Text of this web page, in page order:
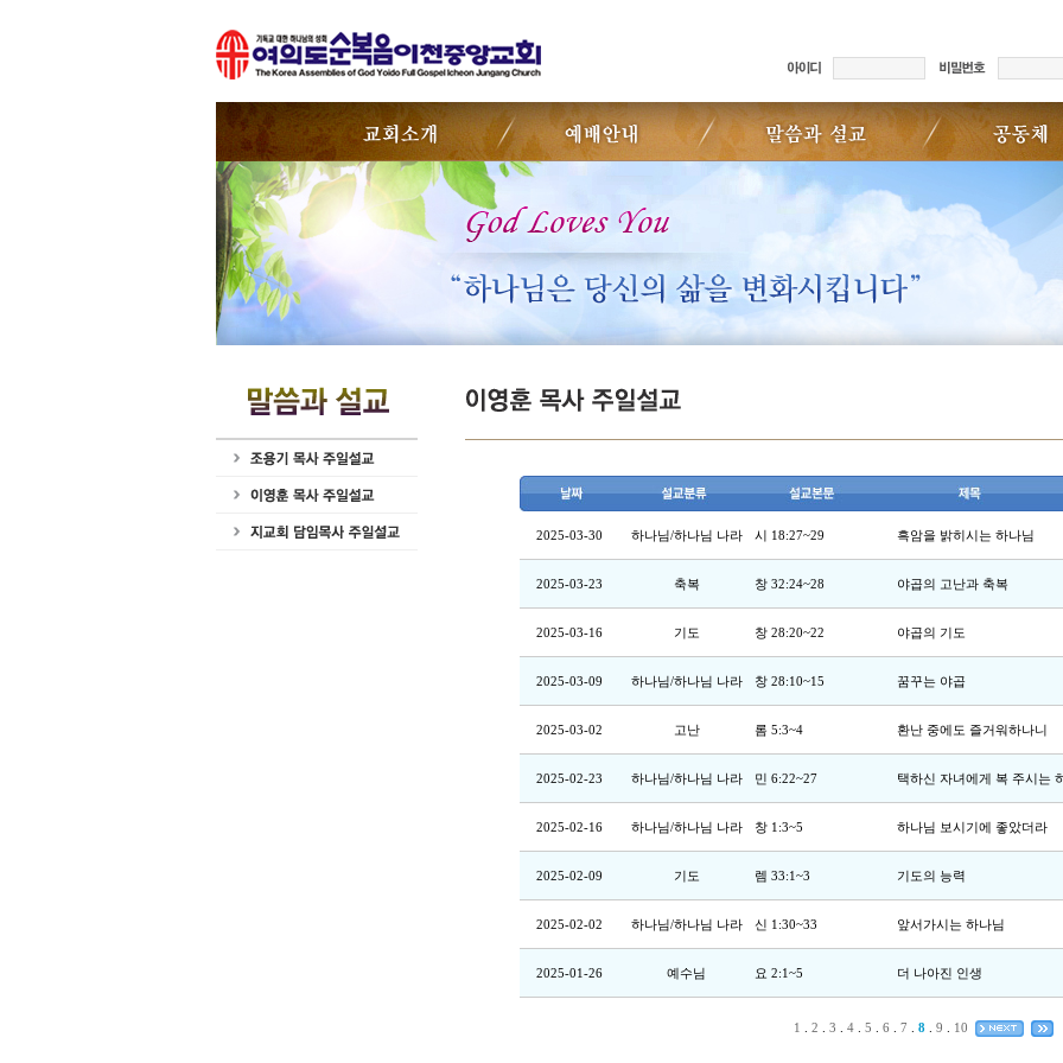
2025-03-30 하나님/하나님 나라 시 18:27~29 흑암을 밝히시는 하나님
2025-03-23 축복 창 32:24~28 야곱의 고난과 축복
2025-03-16 기도 창 28:20~22 야곱의 기도
2025-03-09 하나님/하나님 나라 창 28:10~15 꿈꾸는 야곱
2025-03-02 고난 롬 5:3~4 환난 중에도 즐거워하나니
2025-02-23 하나님/하나님 나라 민 6:22~27 택하신 자녀에게 복 주시는
2025-02-16 하나님/하나님 나라 창 1:3~5 하나님 보시기에 좋았더라
2025-02-09 기도 렘 33:1~3 기도의 능력
2025-02-02 하나님/하나님 나라 신 1:30~33 앞서가시는 하나님
2025-01-26 예수님 요 2:1~5 더 나아진 인생
1 2 3 4 5 6 7 8 9 10